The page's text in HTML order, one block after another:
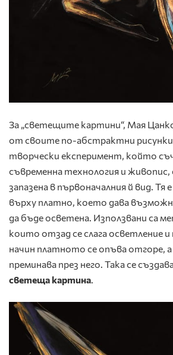
За „светещите картини“, Мая
от своите по-абстрактни
творчески експеримент, който
съвременна технология и живопис,
запазена в първоначалния й вид. Тя
върху платно, което дава
да бъде осветена. Използвани са
които отзад се слага осветление
начин платното се опъва отгоре,
преминава през него. Така се
светеща картина.